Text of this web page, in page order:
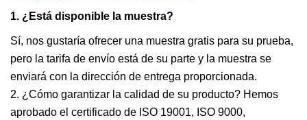
1. ¿Está disponible la muestra?
Sí, nos gustaría ofrecer una muestra gratis para su prueba,
pero la tarifa de envío está de su parte y la muestra se
enviará con la dirección de entrega proporcionada.
2. ¿Cómo garantizar la calidad de su producto? Hemos
aprobado el certificado de ISO 19001, ISO 9000,